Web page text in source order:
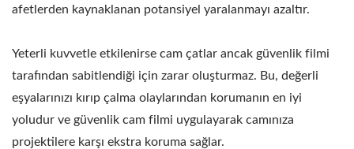
afetlerden kaynaklanan potansiyel yaralanmayı azaltır.
Yeterli kuvvetle etkilenirse cam çatlar ancak güvenlik filmi
tarafından sabitlendiği için zarar oluşturmaz. Bu, değerli
eşyalarınızı kırıp çalma olaylarından korumanın en iyi
yoludur ve güvenlik cam filmi uygulayarak camınıza
projektilere karşı ekstra koruma sağlar.